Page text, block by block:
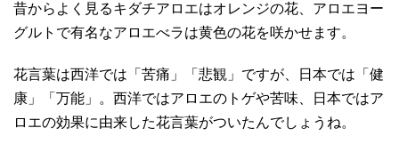
昔からよく見るキダチアロエはオレンジの花、アロエヨー
グルトで有名なアロエべラは黄色の花を咲かせます。
花言葉は西洋では「苦痛」「悲観」ですが、日本では「健
康」「万能」。西洋ではアロエのトゲや苦味、日本ではア
ロエの効果に由来した花言葉がついたんでしょうね。